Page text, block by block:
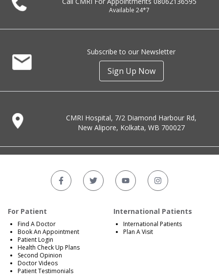
Available 24*7
Subscribe to our Newsletter
Sign Up Now
CMRI Hospital, 7/2 Diamond Harbour Rd,
New Alipore, Kolkata, WB 700027
For Patient
Find A Doctor
Book An Appointment
Patient Login
Health Check Up Plans
Second Opinion
Doctor Videos
Patient Testimonials
International Patients
International Patients
Plan A Visit